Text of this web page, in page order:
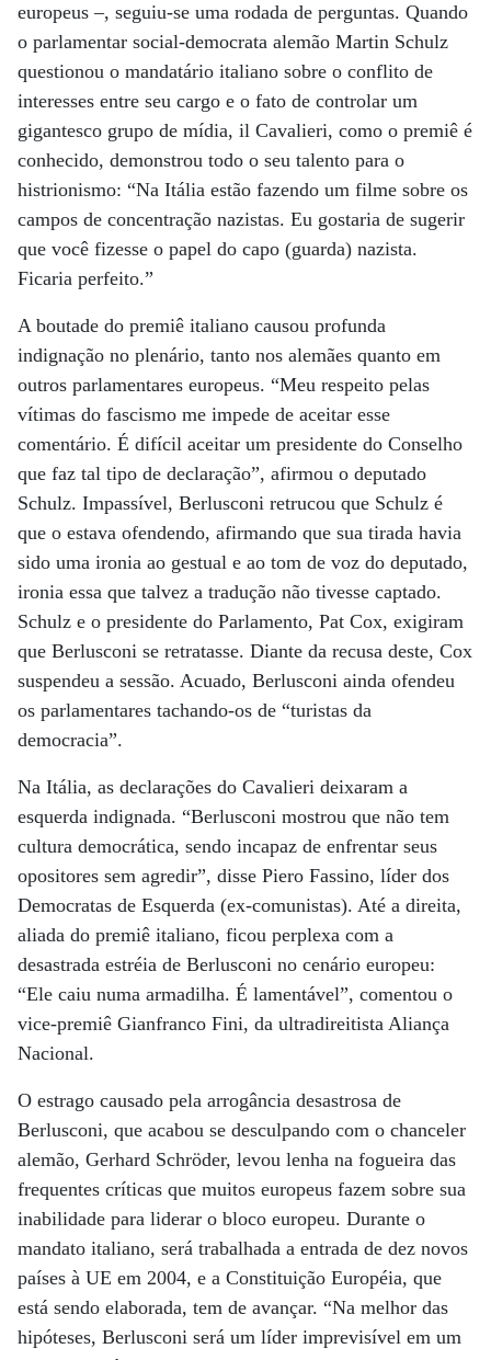
europeus –, seguiu-se uma rodada de perguntas. Quando
o parlamentar social-democrata alemão Martin Schulz
questionou o mandatário italiano sobre o conflito de
interesses entre seu cargo e o fato de controlar um
gigantesco grupo de mídia, il Cavalieri, como o premiê é
conhecido, demonstrou todo o seu talento para o
histrionismo: “Na Itália estão fazendo um filme sobre os
campos de concentração nazistas. Eu gostaria de sugerir
que você fizesse o papel do capo (guarda) nazista.
Ficaria perfeito.”
A boutade do premiê italiano causou profunda
indignação no plenário, tanto nos alemães quanto em
outros parlamentares europeus. “Meu respeito pelas
vítimas do fascismo me impede de aceitar esse
comentário. É difícil aceitar um presidente do Conselho
que faz tal tipo de declaração”, afirmou o deputado
Schulz. Impassível, Berlusconi retrucou que Schulz é
que o estava ofendendo, afirmando que sua tirada havia
sido uma ironia ao gestual e ao tom de voz do deputado,
ironia essa que talvez a tradução não tivesse captado.
Schulz e o presidente do Parlamento, Pat Cox, exigiram
que Berlusconi se retratasse. Diante da recusa deste, Cox
suspendeu a sessão. Acuado, Berlusconi ainda ofendeu
os parlamentares tachando-os de “turistas da
democracia”.
Na Itália, as declarações do Cavalieri deixaram a
esquerda indignada. “Berlusconi mostrou que não tem
cultura democrática, sendo incapaz de enfrentar seus
opositores sem agredir”, disse Piero Fassino, líder dos
Democratas de Esquerda (ex-comunistas). Até a direita,
aliada do premiê italiano, ficou perplexa com a
desastrada estréia de Berlusconi no cenário europeu:
“Ele caiu numa armadilha. É lamentável”, comentou o
vice-premiê Gianfranco Fini, da ultradireitista Aliança
Nacional.
O estrago causado pela arrogância desastrosa de
Berlusconi, que acabou se desculpando com o chanceler
alemão, Gerhard Schröder, levou lenha na fogueira das
frequentes críticas que muitos europeus fazem sobre sua
inabilidade para liderar o bloco europeu. Durante o
mandato italiano, será trabalhada a entrada de dez novos
países à UE em 2004, e a Constituição Européia, que
está sendo elaborada, tem de avançar. “Na melhor das
hipóteses, Berlusconi será um líder imprevisível em um